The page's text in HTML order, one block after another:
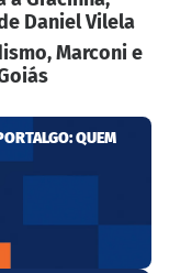
Daniel Vilela
Marconi e
QUEM